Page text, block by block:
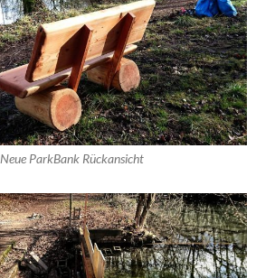
Neue ParkBank Rückansicht